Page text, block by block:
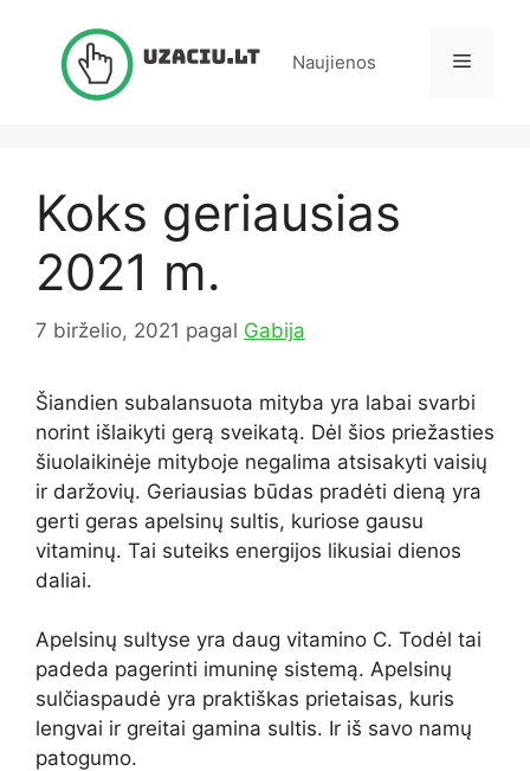
Naujienos Meniu
Koks geriausias
2021 m.
7 birželio, 2021 pagal Gabija
Šiandien subalansuota mityba yra labai svarbi
norint išlaikyti gerą sveikatą. Dėl šios priežasties
šiuolaikinėje mityboje negalima atsisakyti vaisių
ir daržovių. Geriausias būdas pradėti dieną yra
gerti geras apelsinų sultis, kuriose gausu
vitaminų. Tai suteiks energijos likusiai dienos
daliai.
Apelsinų sultyse yra daug vitamino C. Todėl tai
padeda pagerinti imuninę sistemą. Apelsinų
sulčiaspaudė yra praktiškas prietaisas, kuris
lengvai ir greitai gamina sultis. Ir iš savo namų
patogumo.